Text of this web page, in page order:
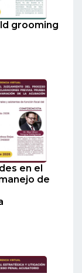
grooming
en el
de